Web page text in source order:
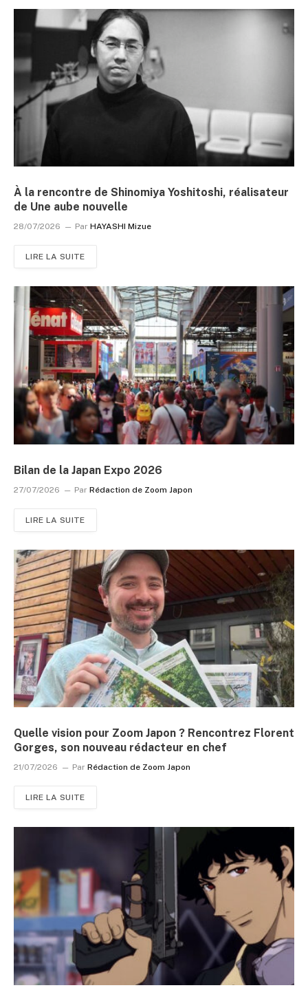
À la rencontre de Shinomiya Yoshitoshi, réalisateur
de Une aube nouvelle
28/07/2026 Par HAYASHI Mizue
LIRE LA SUITE
Bilan de la Japan Expo 2026
27/07/2026 Par Rédaction de Zoom Japon
LIRE LA SUITE
Quelle vision pour Zoom Japon ? Rencontrez Florent
Gorges, son nouveau rédacteur en chef
21/07/2026 Par Rédaction de Zoom Japon
LIRE LA SUITE